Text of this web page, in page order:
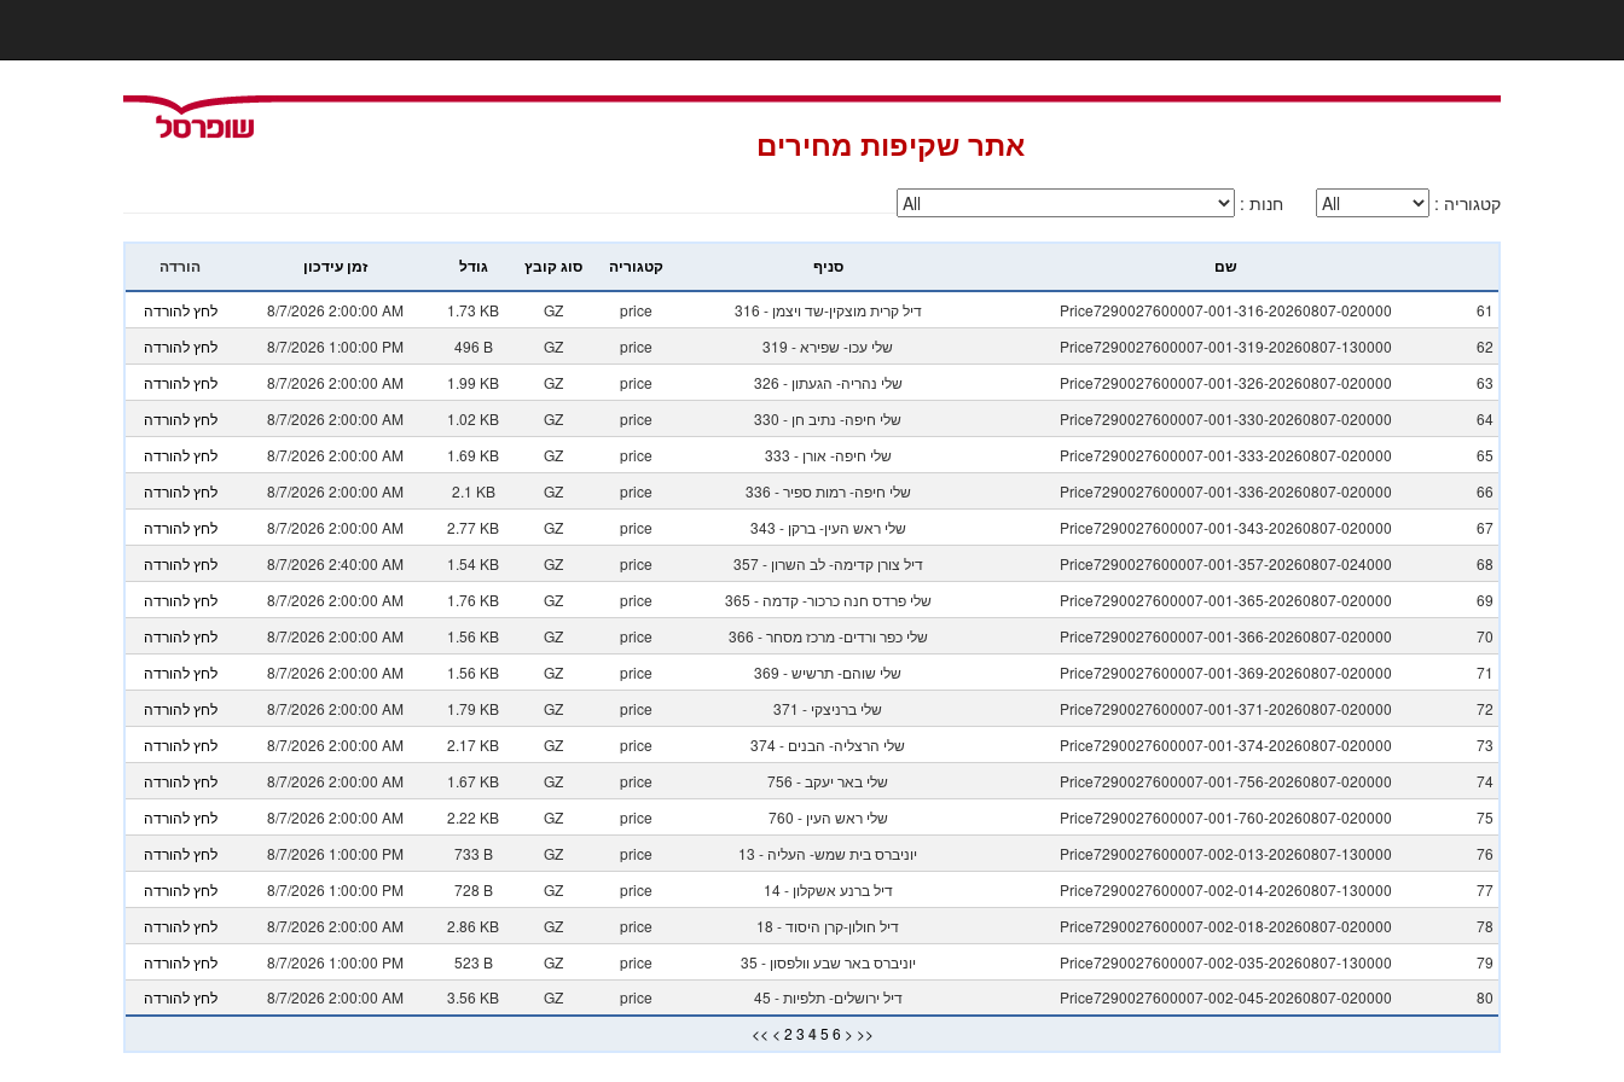
אתר שקיפות מחירים
: חנות : קטגוריה
הורדה זמן עידכון גודל סוג קובץ קטגוריה סניף שם
<< < 2 3 45 6 > >>
לחץ להורדה 8/7/2026 2:00:00 AM 1.73 KB GZ price 316 - דיל קרית מוצקין-שד ויצמן Price7290027600007-001-316-20260807-020000
61
לחץ להורדה
8/7/2026 1:00:00 PM 496 B GZ price 319 - שלי עכו- שפירא Price7290027600007-001-319-20260807-130000
62
לחץ להורדה
8/7/2026 2:00:00 AM 1.99 KB GZ price 326 - שלי נהריה- הגעתון Price7290027600007-001-326-20260807-020000
63
לחץ להורדה
8/7/2026 2:00:00 AM 1.02 KB GZ price 330 - שלי חיפה- נתיב חן Price7290027600007-001-330-20260807-020000
64
לחץ להורדה
8/7/2026 2:00:00 AM 1.69 KB GZ price 333 - שלי חיפה- אורן Price7290027600007-001-333-20260807-020000
65
לחץ להורדה
8/7/2026 2:00:00 AM 2.1 KB GZ price 336 - שלי חיפה- רמות ספיר Price7290027600007-001-336-20260807-020000
66
לחץ להורדה
8/7/2026 2:00:00 AM 2.77 KB GZ price 343 - שלי ראש העין- ברקן Price7290027600007-001-343-20260807-020000
67
לחץ להורדה
8/7/2026 2:40:00 AM 1.54 KB GZ price 357 - דיל צורן קדימה- לב השרון Price7290027600007-001-357-20260807-024000
68
לחץ להורדה
8/7/2026 2:00:00 AM 1.76 KB GZ price 365 - שלי פרדס חנה כרכור- קדמה Price7290027600007-001-365-20260807-020000
69
לחץ להורדה
8/7/2026 2:00:00 AM 1.56 KB GZ price 366 - שלי כפר ורדים- מרכז מסחר Price7290027600007-001-366-20260807-020000
70
לחץ להורדה
8/7/2026 2:00:00 AM 1.56 KB GZ price 369 - שלי שוהם- תרשיש Price7290027600007-001-369-20260807-020000
71
לחץ להורדה
8/7/2026 2:00:00 AM 1.79 KB GZ price 371 - שלי ברניצקי Price7290027600007-001-371-20260807-020000
72
לחץ להורדה
8/7/2026 2:00:00 AM 2.17 KB GZ price 374 - שלי הרצליה- הבנים Price7290027600007-001-374-20260807-020000
73
לחץ להורדה
8/7/2026 2:00:00 AM 1.67 KB GZ price 756 - שלי באר יעקב Price7290027600007-001-756-20260807-020000
74
לחץ להורדה
8/7/2026 2:00:00 AM 2.22 KB GZ price 760 - שלי ראש העין Price7290027600007-001-760-20260807-020000
75
לחץ להורדה
8/7/2026 1:00:00 PM 733 B GZ price 13 - יוניברס בית שמש- העליה Price7290027600007-002-013-20260807-130000
76
לחץ להורדה
8/7/2026 1:00:00 PM 728 B GZ price 14 - דיל ברנע אשקלון Price7290027600007-002-014-20260807-130000
77
לחץ להורדה
8/7/2026 2:00:00 AM 2.86 KB GZ price 18 - דיל חולון-קרן היסוד Price7290027600007-002-018-20260807-020000
78
לחץ להורדה
8/7/2026 1:00:00 PM 523 B GZ price 35 - יוניברס באר שבע וולפסון Price7290027600007-002-035-20260807-130000
79
לחץ להורדה
8/7/2026 2:00:00 AM 3.56 KB GZ price 45 - דיל ירושלים- תלפיות Price7290027600007-002-045-20260807-020000 80